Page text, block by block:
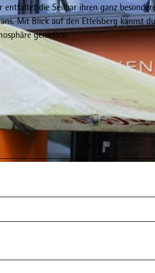
die Seilbar ihren ganz
Mit Blick auf den Ettelsberg kannst
genießen.